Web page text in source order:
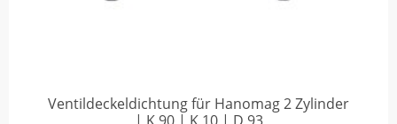
Ventildeckeldichtung für Hanomag 2 Zylinder